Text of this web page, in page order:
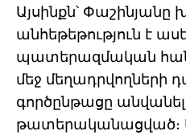
Այսինքն՝ Փաշինյանը
անհեթեթություն է
պատերազմական
մեջ
գործընթացը անվանել
թատերականացված։